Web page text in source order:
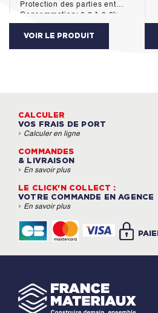
Protection des parties enterrés des bois et métaux.
Consommation: 0.2 à 0.3kg/m²
VOIR LE PRODUIT
CALCULER
VOS FRAIS DE PORT
› Calculer en ligne
COMMANDES
& LIVRAISON
› En savoir plus
LE CLICK'N COLLECT :
VOTRE COMMANDE EN AGENCE
› En savoir plus